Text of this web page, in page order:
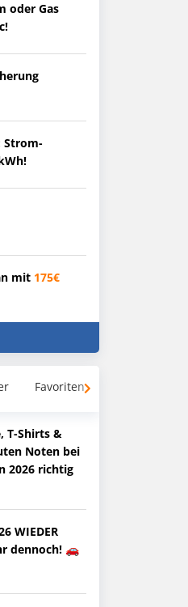
oder Gas
Strom-
mit 175€
Favoriten
T-Shirts &
Noten bei
2026 richtig
WIEDER
dennoch! 🚗